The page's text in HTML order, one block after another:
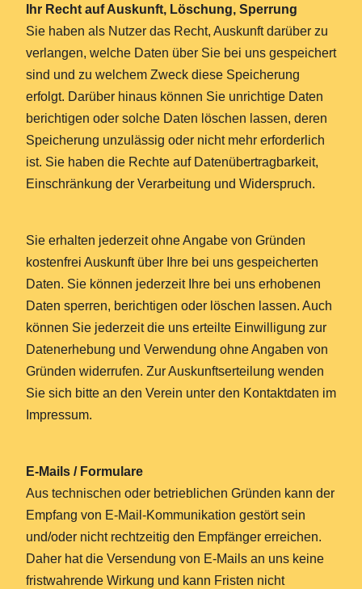
Ihr Recht auf Auskunft, Löschung, Sperrung
Sie haben als Nutzer das Recht, Auskunft darüber zu
verlangen, welche Daten über Sie bei uns gespeichert
sind und zu welchem Zweck diese Speicherung
erfolgt. Darüber hinaus können Sie unrichtige Daten
berichtigen oder solche Daten löschen lassen, deren
Speicherung unzulässig oder nicht mehr erforderlich
ist. Sie haben die Rechte auf Datenübertragbarkeit,
Einschränkung der Verarbeitung und Widerspruch.
Sie erhalten jederzeit ohne Angabe von Gründen
kostenfrei Auskunft über Ihre bei uns gespeicherten
Daten. Sie können jederzeit Ihre bei uns erhobenen
Daten sperren, berichtigen oder löschen lassen. Auch
können Sie jederzeit die uns erteilte Einwilligung zur
Datenerhebung und Verwendung ohne Angaben von
Gründen widerrufen. Zur Auskunftserteilung wenden
Sie sich bitte an den Verein unter den Kontaktdaten im
Impressum.
E-Mails / Formulare
Aus technischen oder betrieblichen Gründen kann der
Empfang von E-Mail-Kommunikation gestört sein
und/oder nicht rechtzeitig den Empfänger erreichen.
Daher hat die Versendung von E-Mails an uns keine
fristwahrende Wirkung und kann Fristen nicht